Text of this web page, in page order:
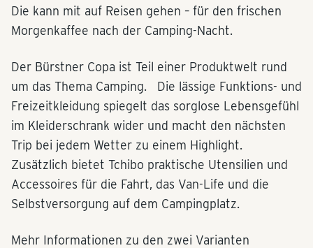
Die kann mit auf Reisen gehen ­– für den frischen
Morgenkaffee nach der Camping-Nacht.
Der Bürstner Copa ist Teil einer Produktwelt rund
um das Thema Camping. Die lässige Funktions- und
Freizeitkleidung spiegelt das sorglose Lebensgefühl
im Kleiderschrank wider und macht den nächsten
Trip bei jedem Wetter zu einem Highlight.
Zusätzlich bietet Tchibo praktische Utensilien und
Accessoires für die Fahrt, das Van-Life und die
Selbstversorgung auf dem Campingplatz.
Mehr Informationen zu den zwei Varianten